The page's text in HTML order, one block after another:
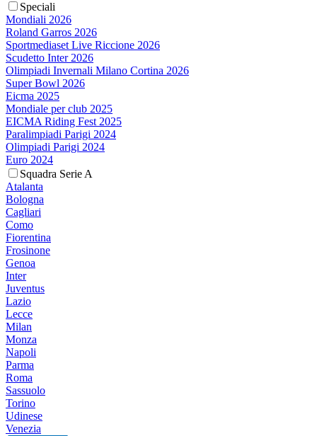
Speciali
Mondiali 2026
Roland Garros 2026
Sportmediaset Live Riccione 2026
Scudetto Inter 2026
Olimpiadi Invernali Milano Cortina 2026
Super Bowl 2026
Eicma 2025
Mondiale per club 2025
EICMA Riding Fest 2025
Paralimpiadi Parigi 2024
Olimpiadi Parigi 2024
Euro 2024
Squadra Serie A
Atalanta
Bologna
Cagliari
Como
Fiorentina
Frosinone
Genoa
Inter
Juventus
Lazio
Lecce
Milan
Monza
Napoli
Parma
Roma
Sassuolo
Torino
Udinese
Venezia